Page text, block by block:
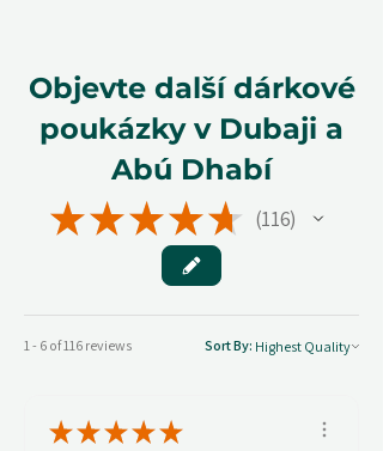
Objevte další dárkové
poukázky v Dubaji a
Abú Dhabí
★★★★★ 116
116
1 - 6 of 116 reviews Sort By:
★★★★★